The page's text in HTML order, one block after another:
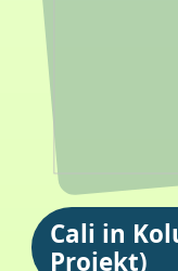
Cali in
Projekt)